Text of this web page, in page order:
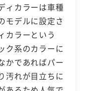
ィカラーは車種
モデルに設定さ
カラーという
ク系のカラーに
かであればパー
汚れが目立ちに